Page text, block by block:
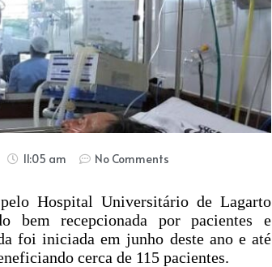
11:05 am No Comments
Hospital Universitário de Lagarto
bem recepcionada por pacientes e
foi iniciada em junho deste ano e até
cerca de 115 pacientes.